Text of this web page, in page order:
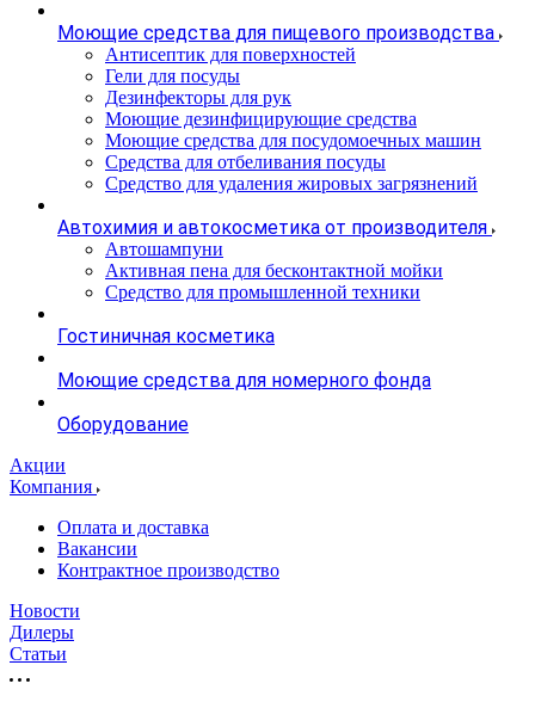
Моющие средства для пищевого производства
Антисептик для поверхностей
Гели для посуды
Дезинфекторы для рук
Моющие дезинфицирующие средства
Моющие средства для посудомоечных машин
Средства для отбеливания посуды
Средство для удаления жировых загрязнений
Автохимия и автокосметика от производителя
Автошампуни
Активная пена для бесконтактной мойки
Средство для промышленной техники
Гостиничная косметика
Моющие средства для номерного фонда
Оборудование
Акции
Компания
Оплата и доставка
Вакансии
Контрактное производство
Новости
Дилеры
Статьи